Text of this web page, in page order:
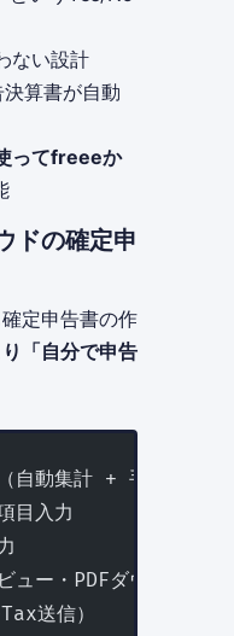
ない設計
算書が自動
ってfreeeか
ドの確定申
定申告書の作
り「自分で申告
動集計 + 手動調整）
目入力
ー・PDFダウンロード
送信）